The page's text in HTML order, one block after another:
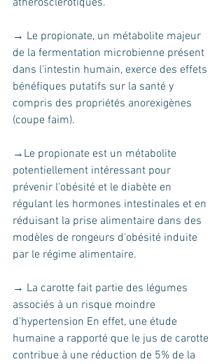
→ Le propionate, un métabolite majeur
de la fermentation microbienne présent
dans l'intestin humain, exerce des effets
bénéfiques putatifs sur la santé y
compris des propriétés anorexigènes
(coupe faim).
→Le propionate est un métabolite
potentiellement intéressant pour
prévenir l'obésité et le diabète en
régulant les hormones intestinales et en
réduisant la prise alimentaire dans des
modèles de rongeurs d'obésité induite
par le régime alimentaire.
→ La carotte fait partie des légumes
associés à un risque moindre
d'hypertension En effet, une étude
humaine a rapporté que le jus de carotte
contribue à une réduction de 5% de la